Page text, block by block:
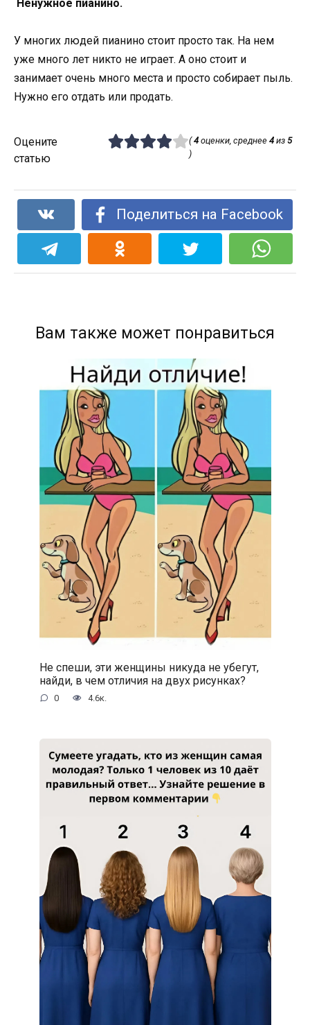
Ненужное пианино.
У многих людей пианино стоит просто так. На нем
уже много лет никто не играет. А оно стоит и
занимает очень много места и просто собирает пыль.
Нужно его отдать или продать.
Оцените
статью
(4оценки, среднее 4из 5
)
Поделиться на Facebook
Вам также может понравиться
Не спеши, эти женщины никуда не убегут,
найди, в чем отличия на двух рисунках?
0 4.6к.